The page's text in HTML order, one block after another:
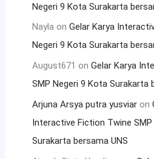
Negeri 9 Kota Surakarta
Nayla onGelar Karya
Negeri 9 Kota Surakarta
August671 onGelar Karya
SMP Negeri 9 Kota Surakarta
Arjuna Arsya putra yusviar on
Interactive Fiction Twine
Surakarta bersama UNS